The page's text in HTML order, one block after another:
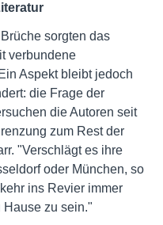
sorgten das
verbundene
Aspekt bleibt jedoch
die Frage der
die Autoren seit
zum Rest der
"Verschlägt es ihre
oder München, so
ins Revier immer
zu sein."